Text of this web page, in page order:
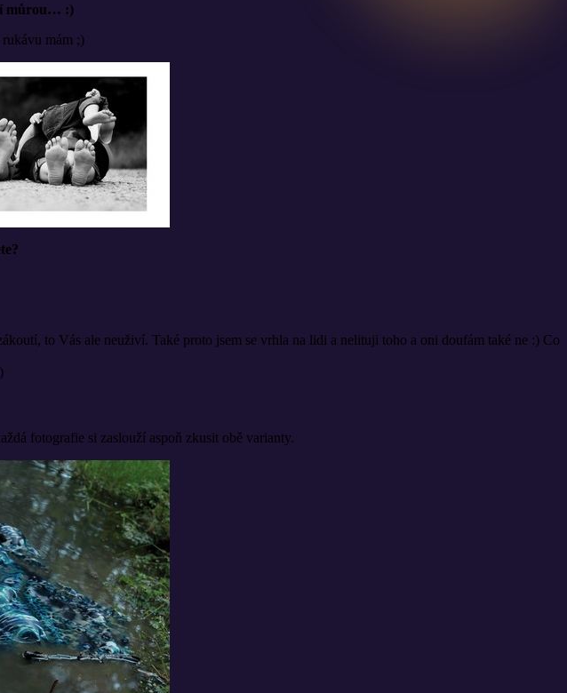
můrou… :)
mám ;)
to Vás ale neuživí. Také proto jsem se vrhla na lidi a nelituji toho a oni doufám také ne :) Co
fotografie si zaslouží aspoň zkusit obě varianty.